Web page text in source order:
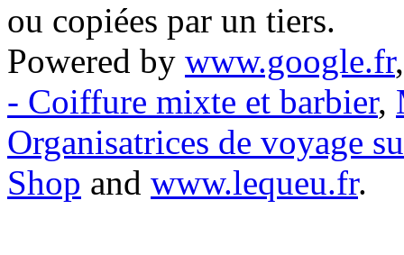
ou copiées par un tiers.
Powered by www.google.fr
- Coiffure mixte et barbier,
Organisatrices de voyage
Shop and www.lequeu.fr.